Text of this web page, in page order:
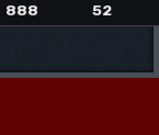
888 52